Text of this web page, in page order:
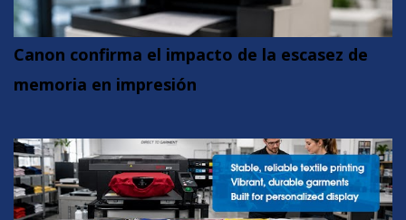
Canon confirma el impacto de la escasez de
memoria en impresión